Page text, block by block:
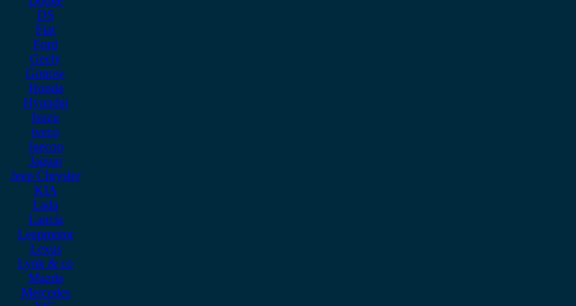
DS
Fiat
Ford
Geely
Gonow
Honda
Hyundai
Isuzu
iveco
Jaecoo
Jaguar
Jeep Chrysler
KIA
Lada
Lancia
Leapmotor
Lexus
Lynk & co
Mazda
Mercedes